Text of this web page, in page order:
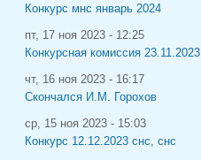
Конкурс мнс январь 2024
пт, 17 ноя 2023 - 12:25
Конкурсная комиссия 23.11.2023
чт, 16 ноя 2023 - 16:17
Скончался И.М. Горохов
ср, 15 ноя 2023 - 15:03
Конкурс 12.12.2023 снс, снс